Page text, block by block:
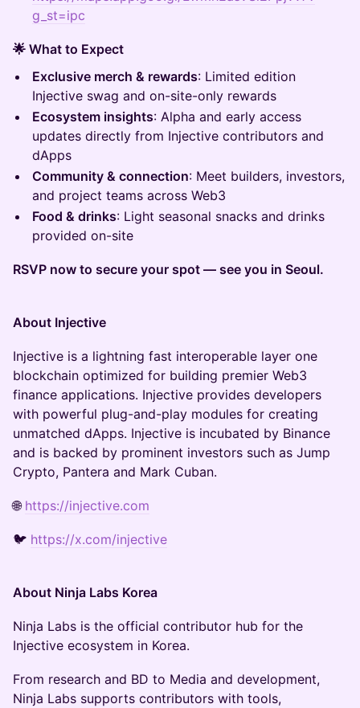
g_st=ipc
🌟 What to Expect
Exclusive merch & rewards: Limited edition
Injective swag and on-site-only rewards
Ecosystem insights: Alpha and early access
updates directly from Injective contributors and
dApps
Community & connection: Meet builders, investors,
and project teams across Web3
Food & drinks: Light seasonal snacks and drinks
provided on-site
RSVP now to secure your spot — see you in Seoul.
About Injective
​Injective is a lightning fast interoperable layer one
blockchain optimized for building premier Web3
finance applications. Injective provides developers
with powerful plug-and-play modules for creating
unmatched dApps. Injective is incubated by Binance
and is backed by prominent investors such as Jump
Crypto, Pantera and Mark Cuban.
🌐 https://injective.com
🐦 https://x.com/injective
About Ninja Labs Korea
Ninja Labs is the official contributor hub for the
Injective ecosystem in Korea.
From research and BD to Media and development,
Ninja Labs supports contributors with tools,